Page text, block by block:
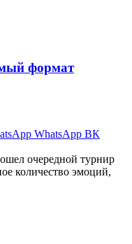
формат
WhatsApp ВК
очередной турнир
количество эмоций,